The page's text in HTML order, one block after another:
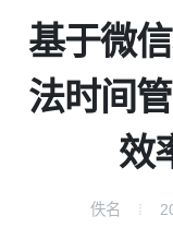
基于微
法时间
效
佚名